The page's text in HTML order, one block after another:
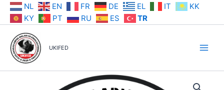
İçeriğe NL EN FR DE EL IT
KK
KY
PT RU ES TR
UKIFED